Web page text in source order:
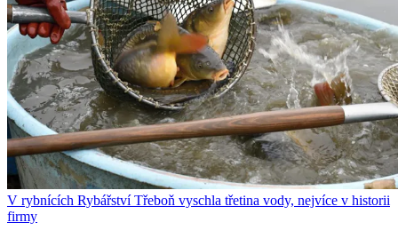
V rybnících Rybářství Třeboň vyschla třetina vody, nejvíce v historii
firmy